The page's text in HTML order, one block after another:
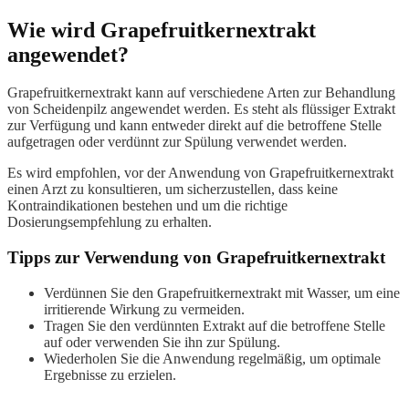
Wie wird Grapefruitkernextrakt
angewendet?
Grapefruitkernextrakt kann auf verschiedene Arten zur Behandlung
von Scheidenpilz angewendet werden. Es steht als flüssiger Extrakt
zur Verfügung und kann entweder direkt auf die betroffene Stelle
aufgetragen oder verdünnt zur Spülung verwendet werden.
Es wird empfohlen, vor der Anwendung von Grapefruitkernextrakt
einen Arzt zu konsultieren, um sicherzustellen, dass keine
Kontraindikationen bestehen und um die richtige
Dosierungsempfehlung zu erhalten.
Tipps zur Verwendung von Grapefruitkernextrakt
Verdünnen Sie den Grapefruitkernextrakt mit Wasser, um eine
irritierende Wirkung zu vermeiden.
Tragen Sie den verdünnten Extrakt auf die betroffene Stelle
auf oder verwenden Sie ihn zur Spülung.
Wiederholen Sie die Anwendung regelmäßig, um optimale
Ergebnisse zu erzielen.